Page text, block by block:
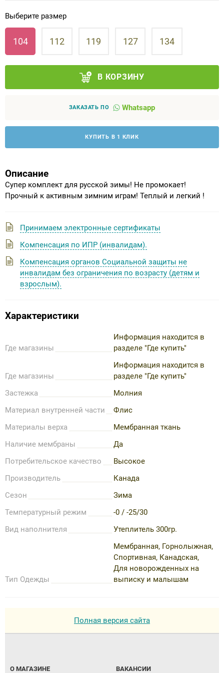
Выберите размер
104 112 119 127 134
В КОРЗИНУ
ЗАКАЗАТЬ ПО Whatsapp
КУПИТЬ В 1 КЛИК
Описание
Супер комплект для русской зимы! Не промокает!
Прочный к активным зимним играм! Теплый и легкий !
Принимаем электронные сертификаты
Компенсация по ИПР (инвалидам).
Компенсация органов Социальной защиты не
инвалидам без ограничения по возрасту (детям и
взрослым).
Характеристики
Где магазины
Информация находится в
разделе "Где купить"
Где магазины
Информация находится в
разделе "Где купить"
Застежка
Молния
Материал внутренней части
Флис
Материалы верха
Мембранная ткань
Наличие мембраны
Да
Потребительское качество
Высокое
Производитель
Канада
Сезон
Зима
Температурный режим
-0 / -25/30
Вид наполнителя
Утеплитель 300гр.
Тип Одежды
Мембранная, Горнолыжная,
Спортивная, Канадская,
Для новорожденных на
выписку и малышам
Полная версия сайта
О МАГАЗИНЕ ВАКАНСИИ
Аппараты на суставы
Санитарные приспособления для
инвалидов
Противопролежневые матрасы, подушки
ОПОРЫ, ВЕРТИКАЛИЗАТОРЫ, Оборудование
Индивидуальное изготовление